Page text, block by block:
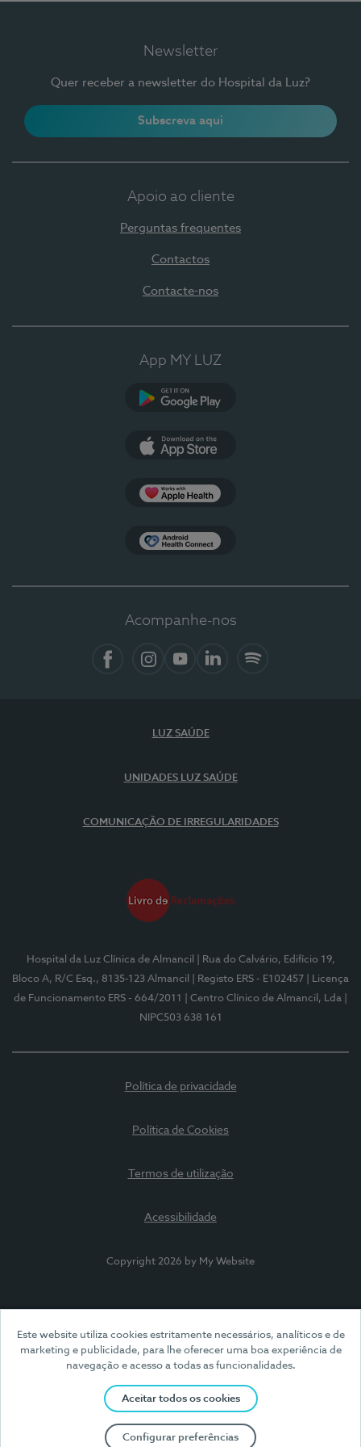
Este website utiliza cookies estritamente necessários, analíticos e de
marketing e publicidade, para lhe oferecer uma boa experiência de
navegação e acesso a todas as funcionalidades.
Aceitar todos os cookies
Configurar preferências
Newsletter
Quer receber a newsletter do Hospital da Luz?
Subscreva aqui
Apoio ao cliente
Perguntas frequentes
Contactos
Contacte-nos
App MY LUZ
Acompanhe-nos
LUZ SAÚDE
UNIDADES LUZ SAÚDE
COMUNICAÇÃO DE IRREGULARIDADES
Hospital da Luz Clínica de Almancil
| Rua do Calvário, Edifício 19,
Bloco A, R/C Esq., 8135-123 Almancil
| Registo ERS - E102457
| Licença
de Funcionamento ERS - 664/2011
| Centro Clínico de Almancil, Lda
NIPC503 638 161
Política de privacidade
Política de Cookies
Termos de utilização
Acessibilidade
Copyright 2026 by My Website